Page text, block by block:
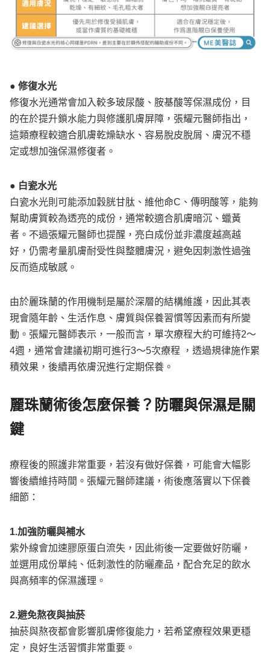
● 修復水光
修復水光通常會加入較多玻尿酸、胺基酸等保濕成份，目
的在於提升鎖水能力與修護肌膚屏障，張耀元醫師指出，
這類療程較適合肌膚乾燥缺水、容易脫皮脫屑、膚況不穩
定或想加強保濕修復者。
● 白瓷水光
白瓷水光則可能添加穀胱甘肽、維他命C、傳明酸等，能夠
幫助膚質較為透亮的成份，通常較適合肌膚暗沉、蠟黃
者。不過張耀元醫師也提醒，亮白成份並非濃度越高越
好，仍需考量肌膚耐受性與整體膚況，避免因刺激性過強
反而造成敏感。
由於麗珠蘭的作用機制是屬於深層的結構維護，因此其表
現會隨年齡、生活作息、膚質與保養習慣等因素而有所變
動。張耀元醫師表示，一般而言，單次療程大約可維持2～
4週，通常會建議初期可進行3～5次療程 ，透過規律施作累
積效果，後續再依膚況進行定期保養。
麗珠蘭術後怎麼保養？防曬與保濕是關
鍵
療程後的照護非常重要，若沒有做好保養，可能會大幅影
響後續維持時間。張耀元醫師建議，術後應落實以下保養
細節：
1.加強防曬與補水
紫外線會加速膠原蛋白流失，因此術後一定要做好防曬，
並選用成份單純、低刺激性的防曬產品，配合充足的飲水
與高頻率的保濕護理。
2.避免熬夜與抽菸
抽菸與熬夜都會影響肌膚修復能力，若希望療程效果更穩
定，良好生活習慣非常重要。